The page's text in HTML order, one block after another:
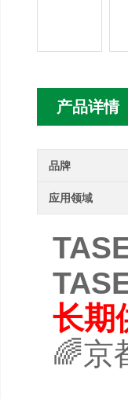
产品详情
品牌
应用领域
长期
🌈京